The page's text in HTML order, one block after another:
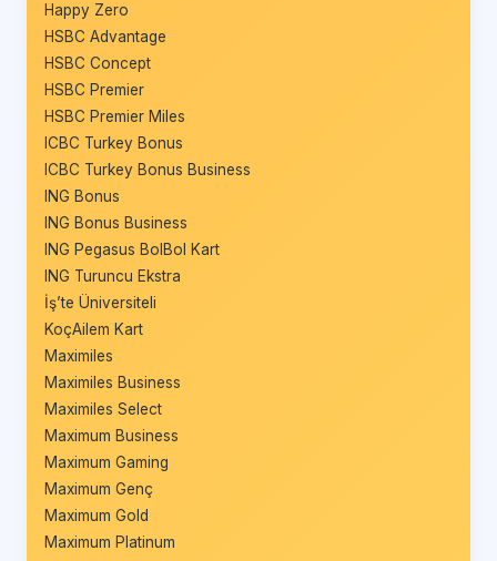
Happy Zero
HSBC Advantage
HSBC Concept
HSBC Premier
HSBC Premier Miles
ICBC Turkey Bonus
ICBC Turkey Bonus Business
ING Bonus
ING Bonus Business
ING Pegasus BolBol Kart
ING Turuncu Ekstra
İş’te Üniversiteli
KoçAilem Kart
Maximiles
Maximiles Business
Maximiles Select
Maximum Business
Maximum Gaming
Maximum Genç
Maximum Gold
Maximum Platinum